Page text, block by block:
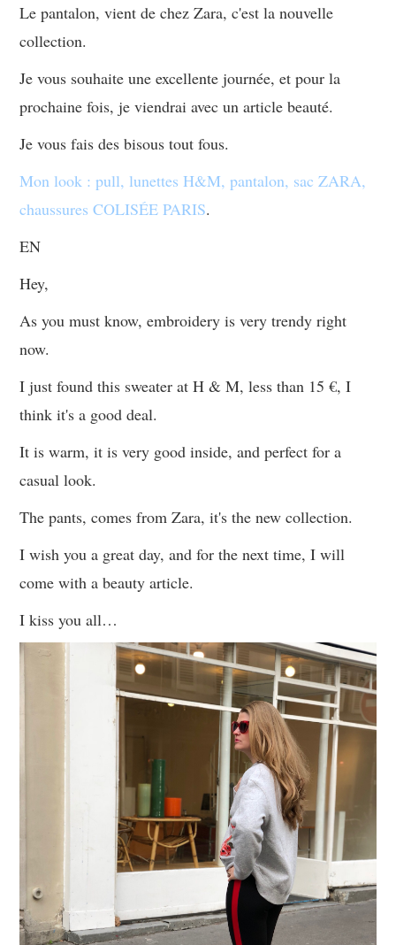
Le pantalon, vient de chez Zara, c'est la nouvelle
collection.
Je vous souhaite une excellente journée, et pour la
prochaine fois, je viendrai avec un article beauté.
Je vous fais des bisous tout fous.
Mon look : pull, lunettes H&M, pantalon, sac ZARA,
chaussures COLISÉE PARIS.
EN
Hey,
As you must know, embroidery is very trendy right
now.
I just found this sweater at H & M, less than 15 €, I
think it's a good deal.
It is warm, it is very good inside, and perfect for a
casual look.
The pants, comes from Zara, it's the new collection.
I wish you a great day, and for the next time, I will
come with a beauty article.
I kiss you all…